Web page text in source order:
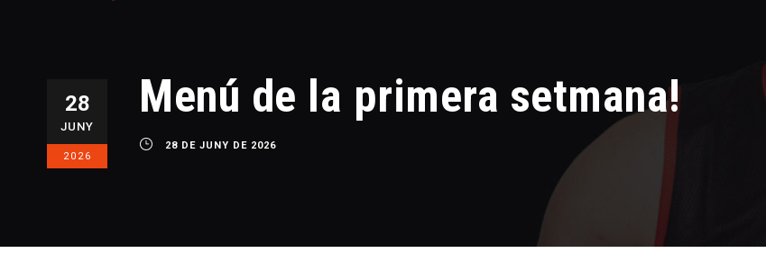
28
JUNY
2026
Menú de la primera setmana!
28 DE JUNY DE 2026